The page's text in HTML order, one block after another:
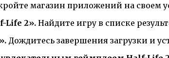
магазин приложений на своем
Life 2». Найдите игру в списке
Дождитесь завершения загрузки и